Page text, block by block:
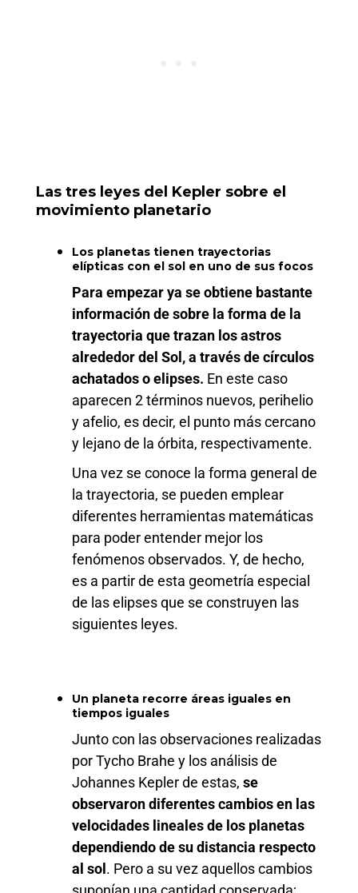
Las tres leyes del Kepler sobre el
movimiento planetario
Los planetas tienen trayectorias
elípticas con el sol en uno de sus focos
Para empezar ya se obtiene bastante
información de sobre la forma de la
trayectoria que trazan los astros
alrededor del Sol, a través de círculos
achatados o elipses. En este caso
aparecen 2 términos nuevos, perihelio
y afelio, es decir, el punto más cercano
y lejano de la órbita, respectivamente.
Una vez se conoce la forma general de
la trayectoria, se pueden emplear
diferentes herramientas matemáticas
para poder entender mejor los
fenómenos observados. Y, de hecho,
es a partir de esta geometría especial
de las elipses que se construyen las
siguientes leyes.
Un planeta recorre áreas iguales en
tiempos iguales
Junto con las observaciones realizadas
por Tycho Brahe y los análisis de
Johannes Kepler de estas, se
observaron diferentes cambios en las
velocidades lineales de los planetas
dependiendo de su distancia respecto
al sol. Pero a su vez aquellos cambios